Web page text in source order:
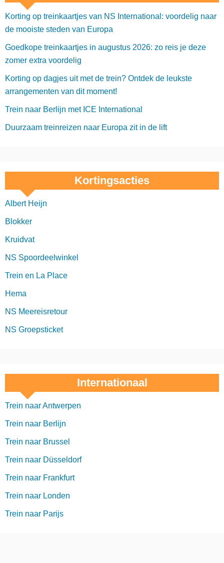
Korting op treinkaartjes van NS International: voordelig naar
de mooiste steden van Europa
Goedkope treinkaartjes in augustus 2026: zo reis je deze
zomer extra voordelig
Korting op dagjes uit met de trein? Ontdek de leukste
arrangementen van dit moment!
Trein naar Berlijn met ICE International
Duurzaam treinreizen naar Europa zit in de lift
Kortingsacties
Albert Heijn
Blokker
Kruidvat
NS Spoordeelwinkel
Trein en La Place
Hema
NS Meereisretour
NS Groepsticket
Internationaal
Trein naar Antwerpen
Trein naar Berlijn
Trein naar Brussel
Trein naar Düsseldorf
Trein naar Frankfurt
Trein naar Londen
Trein naar Parijs